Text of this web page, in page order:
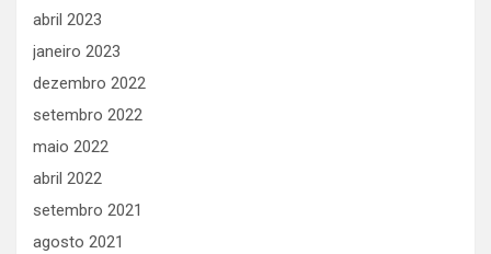
abril 2023
janeiro 2023
dezembro 2022
setembro 2022
maio 2022
abril 2022
setembro 2021
agosto 2021